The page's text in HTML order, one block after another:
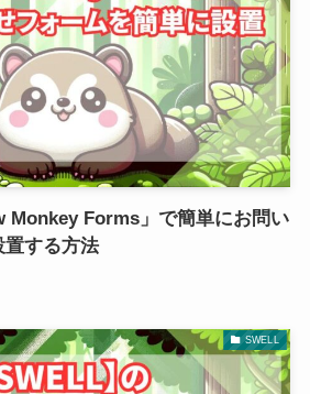
Monkey Forms」で簡単にお問い
置する方法
SWELL